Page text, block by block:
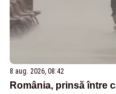
8 aug. 2026, 08:42
România, prinsă între